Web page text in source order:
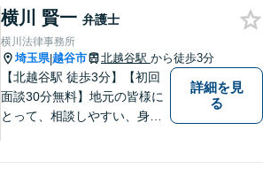
近なお困りごとはお気軽にご
相談ください。
横川 賢一 弁護士
横川法律事務所
埼玉県|越谷市 北越谷駅 から徒歩3分
【北越谷駅 徒歩3分】【初回
面談30分無料】地元の皆様に
とって、相談しやすい、身近
詳細を見
る